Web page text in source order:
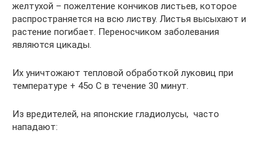
желтухой – пожелтение кончиков листьев, которое
распространяется на всю листву. Листья высыхают и
растение погибает. Переносчиком заболевания
являются цикады.
Их уничтожают тепловой обработкой луковиц при
температуре + 45о С в течение 30 минут.
Из вредителей, на японские гладиолусы, часто
нападают: